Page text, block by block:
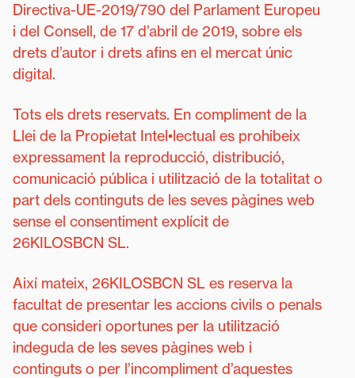
Directiva-UE-2019/790 del Parlament Europeu
i del Consell, de 17 d’abril de 2019, sobre els
drets d’autor i drets afins en el mercat únic
digital.
Tots els drets reservats. En compliment de la
Llei de la Propietat Intel•lectual es prohibeix
expressament la reproducció, distribució,
comunicació pública i utilització de la totalitat o
part dels continguts de les seves pàgines web
sense el consentiment explícit de
26KILOSBCN SL.
Així mateix, 26KILOSBCN SL es reserva la
facultat de presentar les accions civils o penals
que consideri oportunes per la utilització
indeguda de les seves pàgines web i
continguts o per l’incompliment d’aquestes